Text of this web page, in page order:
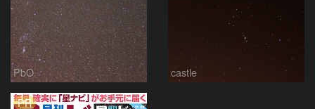
PbO castle
PR